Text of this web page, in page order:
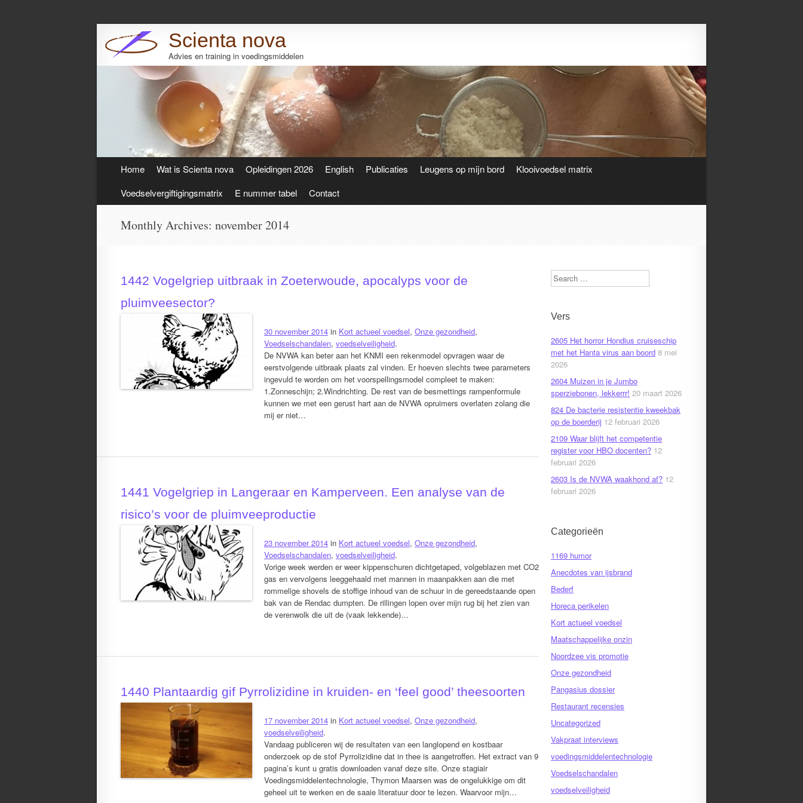
Scienta nova
Advies en training in voedingsmiddelen
Search
content
Home Wat is Scienta nova Opleidingen 2026 English Publicaties Leugens op mijn bord
Klooivoedsel matrix
Voedselvergiftigingsmatrix
E nummer tabel Contact
Monthly Archives: november 2014
1442 Vogelgriep uitbraak in Zoeterwoude, apocalyps voor de
pluimveesector?
30 november 2014 in Kort actueel voedsel, Onze gezondheid,
Voedselschandalen, voedselveiligheid.
De NVWA kan beter aan het KNMI een rekenmodel opvragen waar de
eerstvolgende uitbraak plaats zal vinden. Er hoeven slechts twee parameters
ingevuld te worden om het voorspellingsmodel compleet te maken:
1.Zonneschijn; 2.Windrichting. De rest van de besmettings rampenformule
kunnen we met een gerust hart aan de NVWA opruimers overlaten zolang die
mij er niet…
1441 Vogelgriep in Langeraar en Kamperveen. Een analyse van de
risico’s voor de pluimveeproductie
23 november 2014 in Kort actueel voedsel, Onze gezondheid,
Voedselschandalen, voedselveiligheid.
Vorige week werden er weer kippenschuren dichtgetaped, volgeblazen met CO2
gas en vervolgens leeggehaald met mannen in maanpakken aan die met
rommelige shovels de stoffige inhoud van de schuur in de gereedstaande open
bak van de Rendac dumpten. De rillingen lopen over mijn rug bij het zien van
de verenwolk die uit de (vaak lekkende)…
1440 Plantaardig gif Pyrrolizidine in kruiden- en ‘feel good’ theesoorten
17 november 2014 in Kort actueel voedsel, Onze gezondheid,
voedselveiligheid.
Vandaag publiceren wij de resultaten van een langlopend en kostbaar
onderzoek op de stof Pyrrolizidine dat in thee is aangetroffen. Het extract van 9
pagina’s kunt u gratis downloaden vanaf deze site. Onze stagiair
Voedingsmiddelentechnologie, Thymon Maarsen was de ongelukkige om dit
geheel uit te werken en de saaie literatuur door te lezen. Waarvoor mijn…
Search
Vers
2605 Het horror Hondius cruiseschip
met het Hanta virus aan boord 8 mei
2026
2604 Muizen in je Jumbo
sperziebonen, lekkerrr! 20 maart 2026
824 De bacterie resistentie kweekbak
op de boerderij 12 februari 2026
2109 Waar blijft het competentie
register voor HBO docenten? 12
februari 2026
2603 Is de NVWA waakhond af? 12
februari 2026
Categorieën
1169 humor
Anecdotes van ijsbrand
Bederf
Horeca perikelen
Kort actueel voedsel
Maatschappelijke onzin
Noordzee vis promotie
Onze gezondheid
Pangasius dossier
Restaurant recensies
Uncategorized
Vakpraat interviews
voedingsmiddelentechnologie
Voedselschandalen
voedselveiligheid